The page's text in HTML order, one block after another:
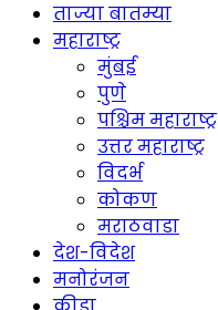
ताज्या बातम्या
महाराष्ट्र
मुंबई
पुणे
पश्चिम महाराष्ट्र
उत्तर महाराष्ट्र
विदर्भ
कोकण
मराठवाडा
देश-विदेश
मनोरंजन